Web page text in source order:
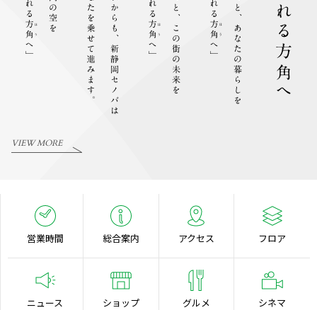
VIEW MORE
営業時間 総合案内 アクセス フロア
ニュース ショップ グルメ シネマ